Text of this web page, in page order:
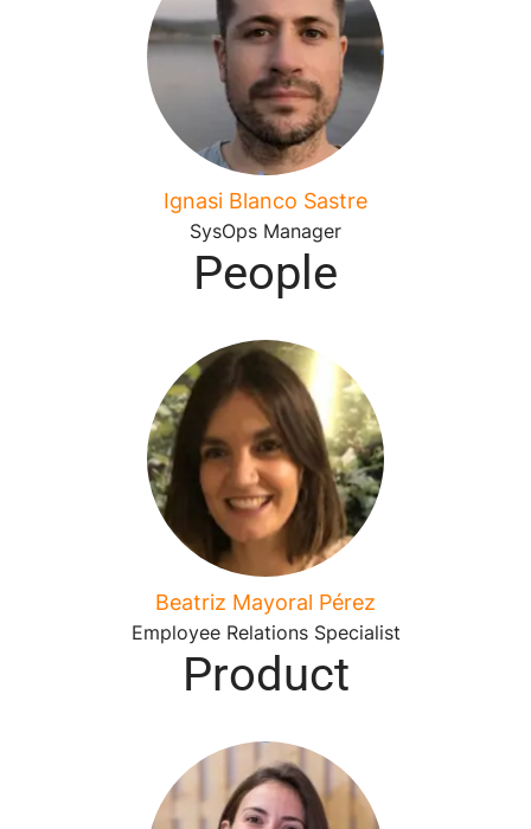
Ignasi Blanco Sastre
SysOps Manager
People
Beatriz Mayoral Pérez
Employee Relations Specialist
Product